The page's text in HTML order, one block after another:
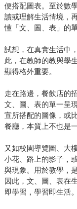
便搭配圖表。至於數
讀或理解生活情境，
懂「文、圖、表」的
試想，在真實生活中
此，在教師的教與學
顯得格外重要。
走在路邊，餐飲店的
文、圖、表的單一呈
宣所搭配的圖像，或
餐廳，本質上不也是
又如校園導覽圖、大
小花、路上的影子，
與現象。用於教學，
因此，文、圖、表在
即學習，學習即生活。